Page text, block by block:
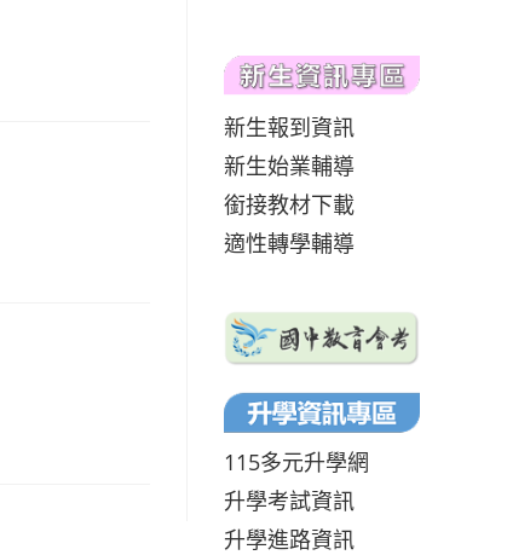
新生報到資訊
新生始業輔導
銜接教材下載
適性轉學輔導
115多元升學網
升學考試資訊
升學進路資訊